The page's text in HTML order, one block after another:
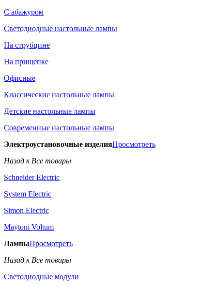
С абажуром
Светодиодные настольные лампы
На струбцине
На прищепке
Офисные
Классические настольные лампы
Детские настольные лампы
Современные настольные лампы
Электроустановочные изделияПросмотреть
Назад к Все товары
Schneider Electric
System Electric
Simon Electric
Maytoni Voltum
ЛампыПросмотреть
Назад к Все товары
Светодиодные модули